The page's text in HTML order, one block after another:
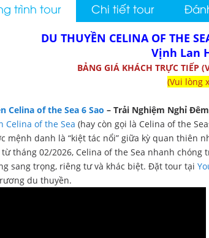
trình tour Chi tiết tour
DU THUYỀN CELINA OF THE
Vịnh Lan
BẢNG GIÁ KHÁCH TRỰC TIẾP
(Vui lòng
Celina of the Sea 6 Sao – Trải Nghiệm Nghỉ
Celina of the Sea (hay còn gọi là Celina of the
mệnh danh là “kiệt tác nổi” giữa kỳ quan thiên
tháng 02/2026, Celina of the Sea nhanh
sang trọng, riêng tư và khác biệt. Đặt tour tại
du thuyền.